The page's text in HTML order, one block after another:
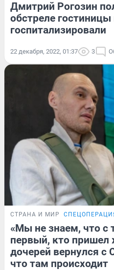
Дмитрий Рогозин
обстреле
госпитализировали
22 декабря, 2022, 01:37 3
СТРАНА И МИР
«Мы не знаем, что с
первый, кто пришел
дочерей вернулся с
что там происходит